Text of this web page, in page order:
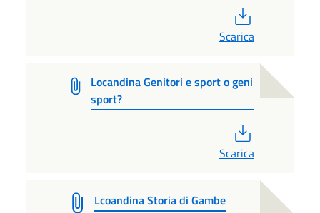
Scarica
Locandina Genitori e sport o geni
sport?
Scarica
Lcoandina Storia di Gambe